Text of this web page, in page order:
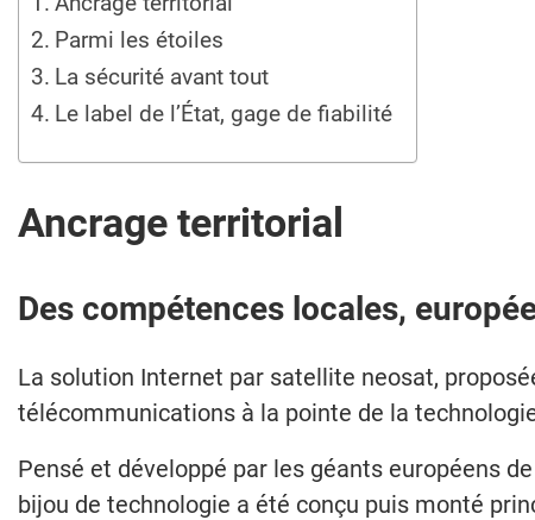
Parmi les étoiles
La sécurité avant tout
Le label de l’État, gage de fiabilité
Ancrage territorial
Des compétences locales,
La solution Internet par satellite neosat,
télécommunications à la pointe de la
Pensé et développé par les géants européens
bijou de technologie a été conçu puis monté